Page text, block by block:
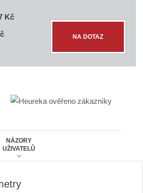
Kč
o
NA DOTAZ
NÁZORY
UŽIVATELŮ